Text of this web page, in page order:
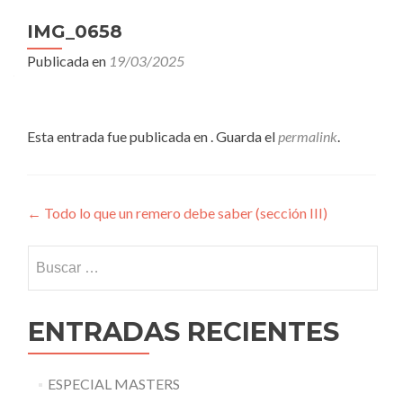
IMG_0658
Publicada en 19/03/2025
Esta entrada fue publicada en . Guarda elpermalink.
Navegación
de
entradas
← Todo lo que un remero debe saber (sección III)
ENTRADAS RECIENTES
ESPECIAL MASTERS